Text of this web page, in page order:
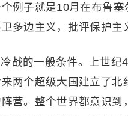
例子就是10月在布鲁
多边主义，批评保护主
战的一般条件。上世纪
两个超级大国建立了
营。整个世界都意识